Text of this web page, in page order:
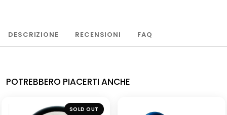
DESCRIZIONE RECENSIONI FAQ
POTREBBERO PIACERTI ANCHE
USATO
SOLD OUT